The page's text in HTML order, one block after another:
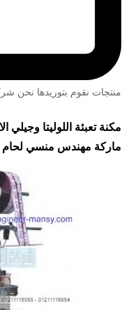
منتجات نقوم بتوريدها نحن
ماركة مهندس منسي لحام